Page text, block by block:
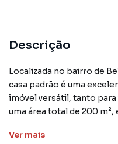
Descrição
Localizada no bairro de
casa padrão é uma
imóvel versátil, tanto para
uma área total de 200
investimentos.
Ver mais